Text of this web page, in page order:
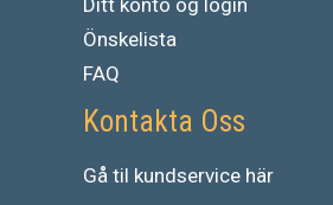
Ditt konto og login
Önskelista
FAQ
Kontakta Oss
Gå til kundservice här